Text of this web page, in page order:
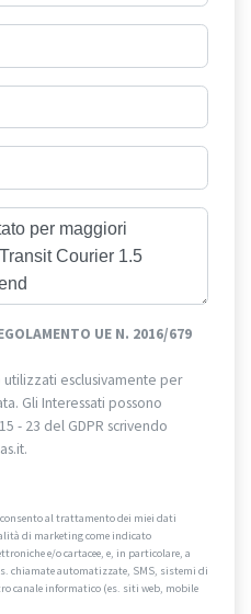
UE N. 2016/679
utilizzati esclusivamente per
Gli Interessati possono
- 23 del GDPR scrivendo
al trattamento dei miei dati
di marketing come indicato
e/o cartacee, e, in particolare, a
chiamate automatizzate, SMS, sistemi di
canale informatico (es. siti web, mobile